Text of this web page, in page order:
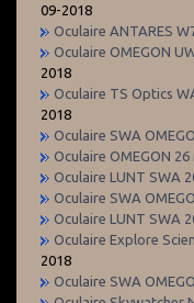
09-2018
Oculaire ANTARES
Oculaire OMEGON
2018
Oculaire TS Optics
2018
Oculaire SWA
Oculaire OMEGON
Oculaire LUNT SWA
Oculaire SWA
Oculaire LUNT SWA
Oculaire Explore
2018
Oculaire SWA